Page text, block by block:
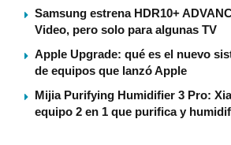
Samsung estrena HDR10+
Video, pero solo para algunas TV
Apple Upgrade: qué es el nuevo
de equipos que lanzó Apple
Mijia Purifying Humidifier 3 Pro:
equipo 2 en 1 que purifica y